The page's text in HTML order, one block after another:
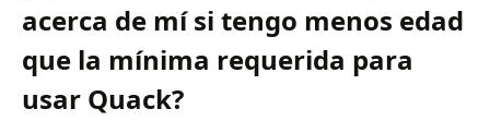
acerca de mí si tengo menos edad
que la mínima requerida para
usar Quack?